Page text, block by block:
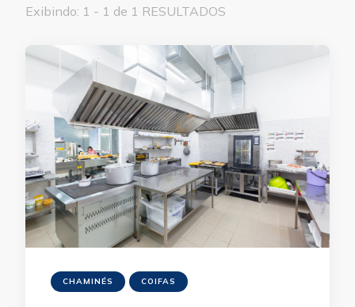
Exibindo: 1 - 1 de 1 RESULTADOS
CHAMINÉS COIFAS